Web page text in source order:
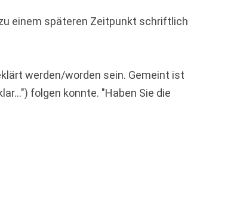
einem späteren Zeitpunkt schriftlich
werden/worden sein. Gemeint ist
folgen konnte. "Haben Sie die